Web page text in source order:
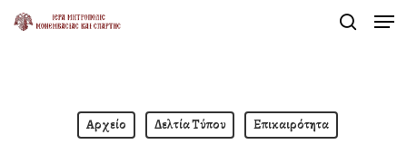
Skip
Αρχείο Δελτία Τύπου Επικαιρότητα